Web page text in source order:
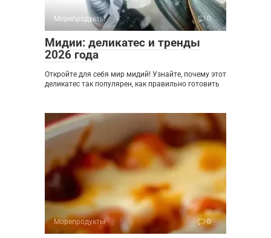
Морепродукты 0
Мидии: деликатес и тренды
2026 года
Откройте для себя мир мидий! Узнайте, почему этот
деликатес так популярен, как правильно готовить
Морепродукты 0